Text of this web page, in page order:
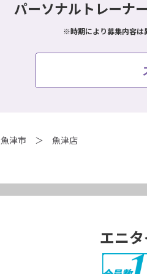
パーソナルトレーナ
※時期により募集内容は
魚津市 魚津店
エニ